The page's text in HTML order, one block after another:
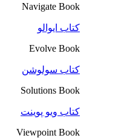
Navigate Book
کتاب ایوالو
Evolve Book
کتاب سولوشن
Solutions Book
کتاب ویو پوینت
Viewpoint Book